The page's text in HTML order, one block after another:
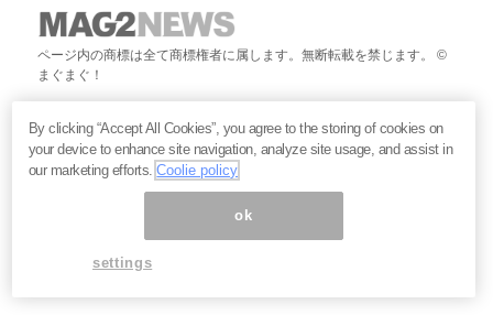
ページ内の商標は全て商標権者に属します。無断転載を禁じます。 ©
まぐまぐ！
By clicking “Accept All Cookies”, you agree to the storing of cookies on
your device to enhance site navigation, analyze site usage, and assist in
our marketing efforts.Coolie policy
ok
settings